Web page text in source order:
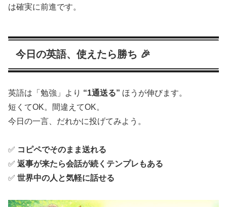
は確実に前進です。
今日の英語、使えたら勝ち 🎉
英語は「勉強」より “1通送る” ほうが伸びます。
短くてOK。間違えてOK。
今日の一言、だれかに投げてみよう。
✅ コピペでそのまま送れる
✅ 返事が来たら会話が続くテンプレもある
✅ 世界中の人と気軽に話せる